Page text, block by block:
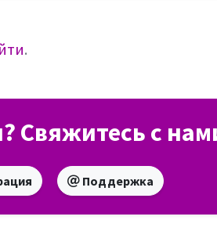
.
Свяжитесь с
Поддержка